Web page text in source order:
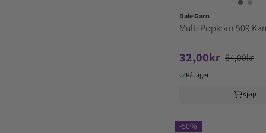
Dale Garn
Multi Popkorn 509
32,00kr 64,00kr
På lager
Kjøp
-50%